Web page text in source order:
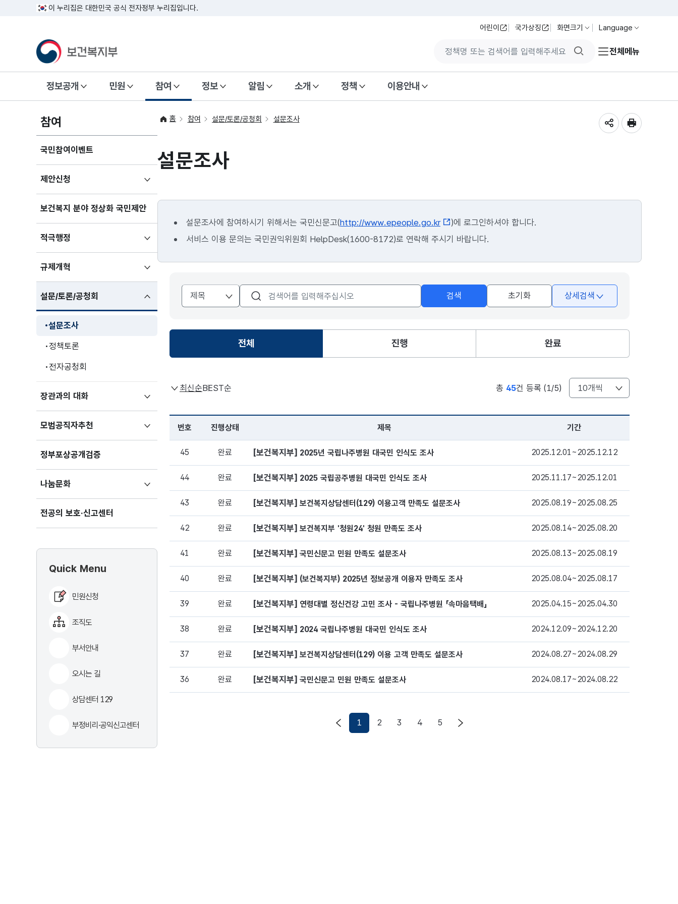
이 누리집은 대한민국 공식 전자정부 누리집입니다.
어린이 국가상징 화면크기 Language
검색버튼전체메뉴
정보공개 민원 참여 정보 알림 소개 정책 이용안내
참여
국민참여이벤트
제안신청
펼치기
보건복지 분야 정상화 국민제안
적극행정
펼치기
규제개혁
펼치기
설문/토론/공청회
펼친상태
설문조사
정책토론
전자공청회
장관과의 대화하위메뉴
펼치기
모범공직자추천
펼치기
정부포상공개검증
나눔문화하위메뉴
펼치기
전공의 보호·신고센터
Quick Menu
민원신청
조직도
부서안내
오시는 길
상담센터 129
부정비리·공익신고센터
홈 참여 설문/토론/공청회 설문조사
설문조사
설문조사에 참여하시기 위해서는 국민신문고(http://www.epeople.go.kr
)에 로그인하셔야 합니다.
서비스 이용 문의는 국민권익위원회 HelpDesk(1600-8172)로 연락해 주시기 바랍니다.